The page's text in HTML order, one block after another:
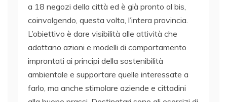
a 18 negozi della città ed è già pronto al bis,
coinvolgendo, questa volta, l’intera provincia.
L’obiettivo è dare visibilità alle attività che
adottano azioni e modelli di comportamento
improntati ai principi della sostenibilità
ambientale e supportare quelle interessate a
farlo, ma anche stimolare aziende e cittadini